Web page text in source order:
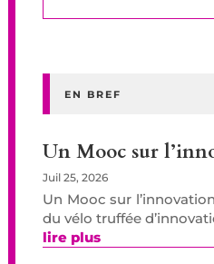
EN BREF
Un Mooc sur
Juil 25, 2026
Un Mooc sur
du vélo truffée
lire plus